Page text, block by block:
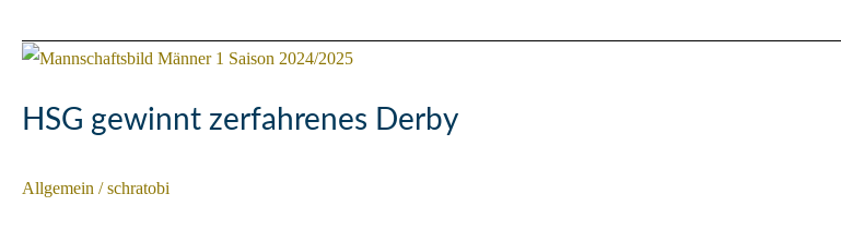
über
Bargau/
Bettringen
HSG gewinnt zerfahrenes Derby
Allgemein /schratobi